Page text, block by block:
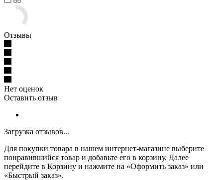
Отзывы
Нет оценок
Оставить отзыв
Загрузка отзывов...
Для покупки товара в нашем интернет-магазине выберите
понравившийся товар и добавьте его в корзину. Далее
перейдите в Корзину и нажмите на «Оформить заказ» или
«Быстрый заказ».